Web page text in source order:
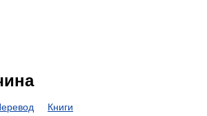
Книги